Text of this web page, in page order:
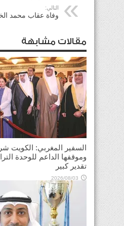
التالي:
وفاة عقاب محمد
مقالات مشابهة
السفير المغربي: الكويت
وموقفها الداعم للوحدة
تقدير كبير
2026/08/03